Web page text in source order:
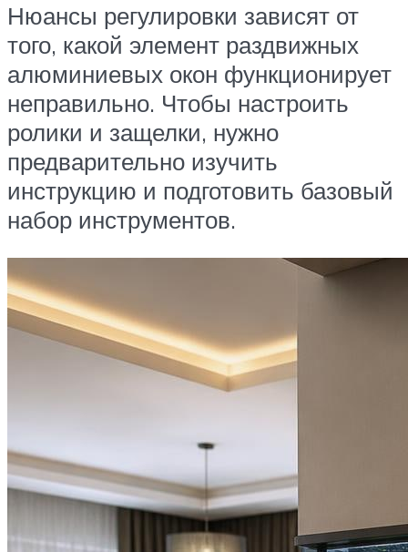
Нюансы регулировки зависят от
того, какой элемент раздвижных
алюминиевых окон функционирует
неправильно. Чтобы настроить
ролики и защелки, нужно
предварительно изучить
инструкцию и подготовить базовый
набор инструментов.